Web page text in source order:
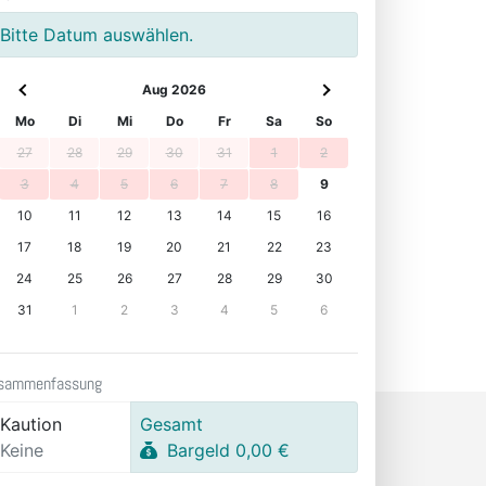
Bitte Datum auswählen.
Aug 2026
Mo
Di Mi Do Fr Sa
So
27
28 29 30 31 1
2
3
4 5 6 7 8
9
10
11 12 13 14 15
16
17
18 19 20 21 22
23
24
25 26 27 28 29
30
31
1 2 3 4 5 6
Kaution
Keine
Gesamt
Bargeld 0,00 €